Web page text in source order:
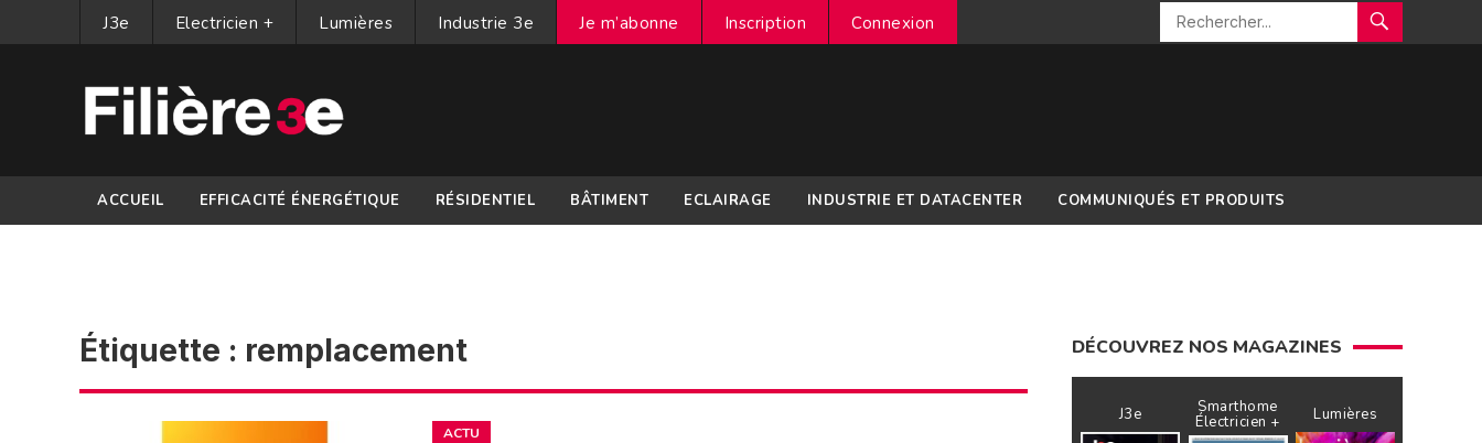
J3e Electricien + Lumières Industrie 3e Je m’abonne Inscription Connexion
ACCUEIL EFFICACITÉ ÉNERGÉTIQUE RÉSIDENTIEL BÂTIMENT ECLAIRAGE INDUSTRIE ET DATACENTER COMMUNIQUÉS ET PRODUITS
Étiquette : remplacement
ACTU
DÉCOUVREZ NOS MAGAZINES
J3e Smarthome
Électricien + Lumières